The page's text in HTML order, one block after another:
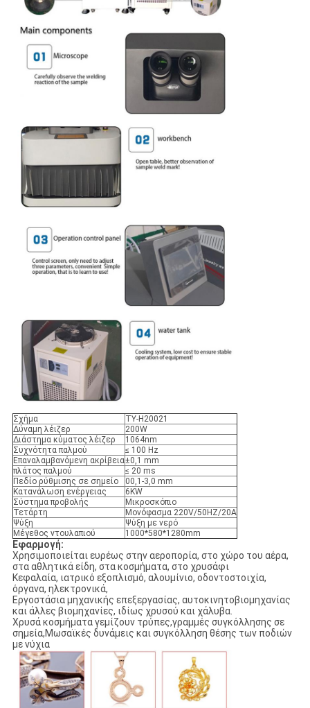
Σχήμα
ΤY-H20021
Δύναμη λέιζερ
200W
Διάστημα κύματος λέιζερ
1064nm
Συχνότητα παλμού
≤ 100 Hz
Επαναλαμβανόμενη ακρίβεια±0,1 mm
πλάτος παλμού
≤ 20 ms
Πεδίο ρύθμισης σε σημείο
00,1-3,0 mm
Κατανάλωση ενέργειας
6KW
Σύστημα προβολής
Μικροσκόπιο
Τετάρτη
Μονόφασμα 220V/50HZ/20A
Ψύξη
Ψύξη με νερό
Μέγεθος ντουλαπιού
1000*580*1280mm
Εφαρμογή:
Χρησιμοποιείται ευρέως στην αεροπορία, στο χώρο του αέρα,
στα αθλητικά είδη, στα κοσμήματα, στο χρυσάφι
Κεφαλαία, ιατρικό εξοπλισμό, αλουμίνιο, οδοντοστοιχία,
όργανα, ηλεκτρονικά,
Εργοστάσια μηχανικής επεξεργασίας, αυτοκινητοβιομηχανίας
και άλλες βιομηχανίες, ιδίως χρυσού και χάλυβα.
Χρυσά κοσμήματα γεμίζουν τρύπες,γραμμές συγκόλλησης σε
σημεία,Μωσαϊκές δυνάμεις και συγκόλληση θέσης των ποδιών
με νύχια